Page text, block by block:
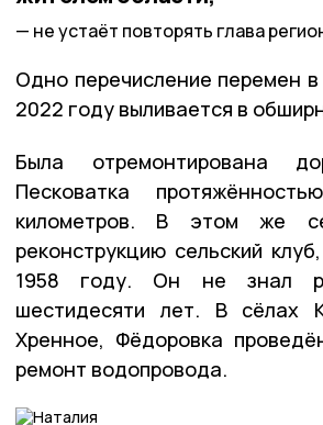
не устаёт повторять глава
Одно перечисление перемен
2022 году выливается в
Была отремонтирована
Песковатка
километров. В этом же
реконструкцию сельский
1958 году. Он не знал
шестидесяти лет. В сёлах
Хренное, Фёдоровка
ремонт водопровода.